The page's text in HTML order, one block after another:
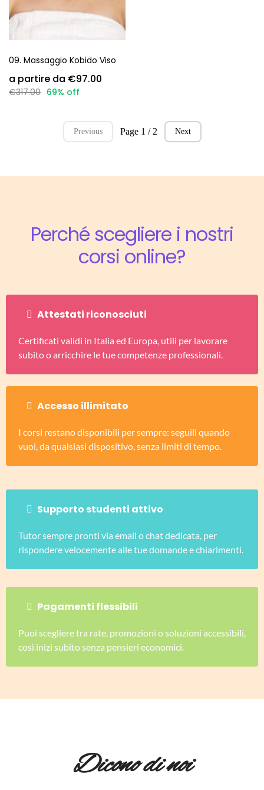
09. Massaggio Kobido Viso
€97.00
€317.00 69% off
Previous Page 1 / 2 Next
Perché scegliere i nostri
corsi online?
Attestati riconosciuti
Certificati validi in Italia ed Europa, utili per lavorare
subito o arricchire le tue competenze professionali.
Accesso illimitato
I corsi restano disponibili per sempre: seguili quando
vuoi, da qualsiasi dispositivo, senza limiti di tempo.
Supporto studenti attivo
Tutor sempre pronti via email o chat dedicata, per
rispondere velocemente alle tue domande e chiarimenti.
Pagamenti flessibili
Puoi scegliere tra rate, promozioni o soluzioni accessibili,
così inizi subito senza pensieri economici.
Dicono di noi